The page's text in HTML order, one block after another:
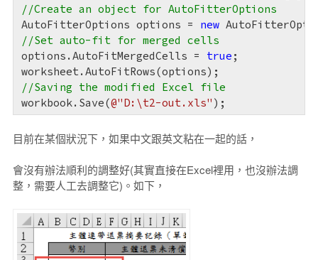
//Create an object for AutoFitterOptions
AutoFitterOptions options = new
//Set auto-fit for merged cells
options.AutoFitMergedCells = true ;
//Saving the modified Excel file
workbook.Save(@"D:\t2-out.xls" );
目前在某個狀況下，如果中文跟英文粘在一起的話，
會沒有辦法順利的調整好(其實直接在Excel裡用，也沒辦法調
整，需要人工去調整它)。如下，